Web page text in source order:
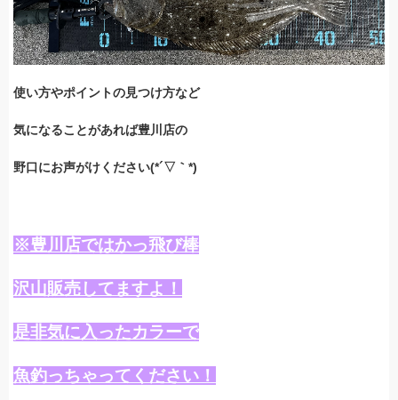
使い方やポイントの見つけ方など
気になることがあれば豊川店の
野口にお声がけください(*´▽｀*)
※豊川店ではかっ飛び棒
沢山販売してますよ！
是非気に入ったカラーで
魚釣っちゃってください！